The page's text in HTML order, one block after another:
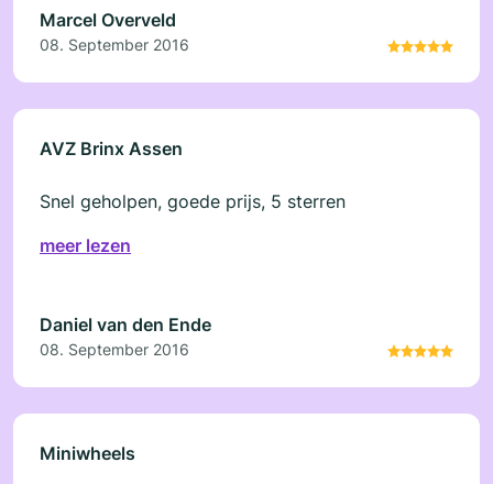
Marcel Overveld
08. September 2016
AVZ Brinx Assen
Snel geholpen, goede prijs, 5 sterren
meer lezen
Daniel van den Ende
08. September 2016
Miniwheels